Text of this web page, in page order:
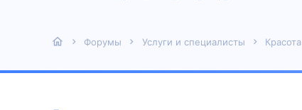
Форумы Услуги и специалисты